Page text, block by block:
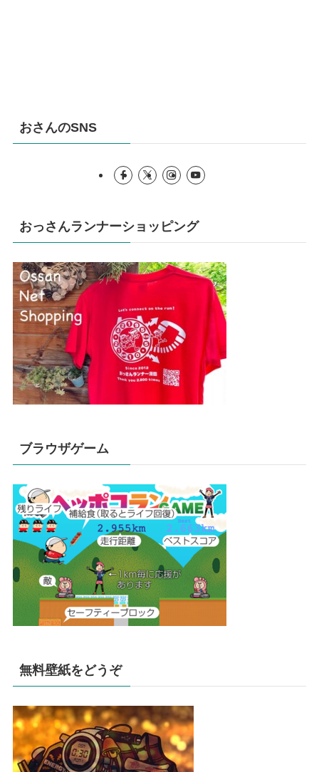
おさんのSNS
おっさんランナーショッピング
ブラウザゲーム
無料壁紙をどうぞ